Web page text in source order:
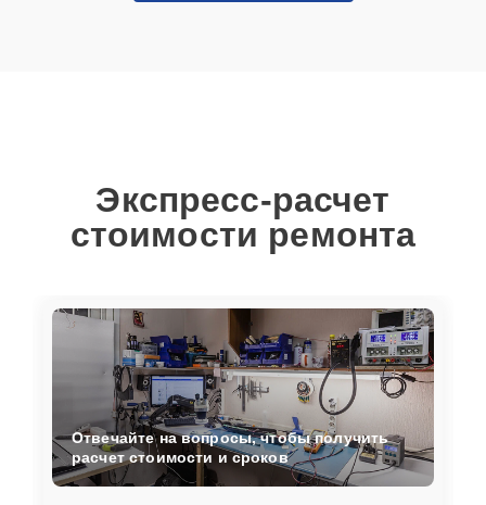
Экспресс-расчет
стоимости ремонта
Отвечайте на вопросы, чтобы получить
расчет стоимости и сроков